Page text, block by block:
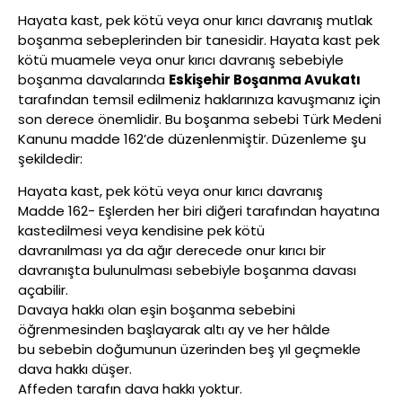
Hayata kast, pek kötü veya onur kırıcı davranış mutlak
boşanma sebeplerinden bir tanesidir. Hayata kast pek
kötü muamele veya onur kırıcı davranış sebebiyle
boşanma davalarında Eskişehir Boşanma Avukatı
tarafından temsil edilmeniz haklarınıza kavuşmanız için
son derece önemlidir. Bu boşanma sebebi Türk Medeni
Kanunu madde 162’de düzenlenmiştir. Düzenleme şu
şekildedir:
Hayata kast, pek kötü veya onur kırıcı davranış
Madde 162- Eşlerden her biri diğeri tarafından hayatına
kastedilmesi veya kendisine pek kötü
davranılması ya da ağır derecede onur kırıcı bir
davranışta bulunulması sebebiyle boşanma davası
açabilir.
Davaya hakkı olan eşin boşanma sebebini
öğrenmesinden başlayarak altı ay ve her hâlde
bu sebebin doğumunun üzerinden beş yıl geçmekle
dava hakkı düşer.
Affeden tarafın dava hakkı yoktur.